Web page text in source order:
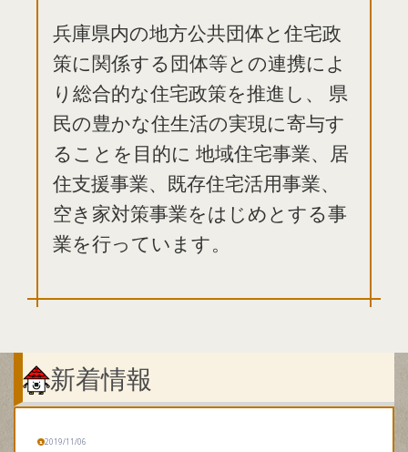
兵庫県内の地方公共団体と住宅政
策に関係する団体等との連携によ
り総合的な住宅政策を推進し、
県
民の豊かな住生活の実現に寄与す
ることを目的に 地域住宅事業、居
住支援事業、既存住宅活用事業、
空き家対策事業をはじめとする事
業を行っています。
新着情報
2019/11/06